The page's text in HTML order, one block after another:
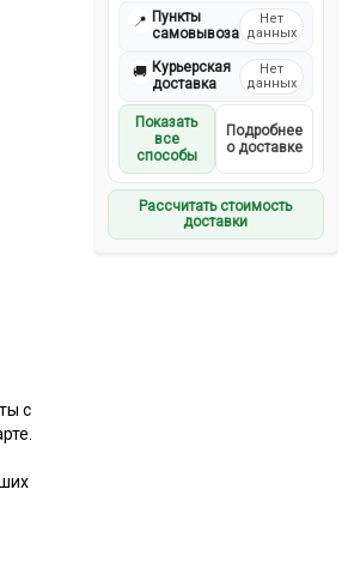
📍 Пункты
самовывоза
Нет
данных
🚚 Курьерская
доставка
Нет
данных
Показать
все
способы
Подробнее
о доставке
Рассчитать стоимость
доставки
с